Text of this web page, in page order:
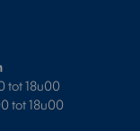
tot 18u00
tot 18u00